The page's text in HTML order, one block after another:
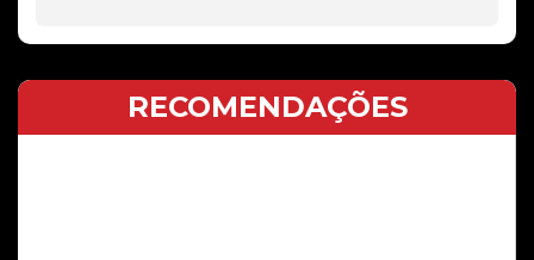
RECOMENDAÇÕES